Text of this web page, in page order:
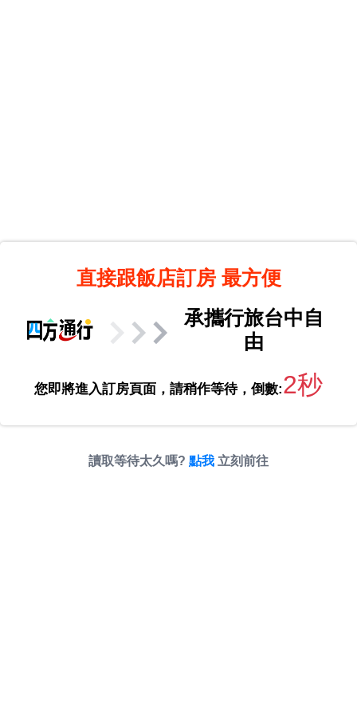
直接跟飯店訂房 最方便
承攜行旅台中自
由
您即將進入訂房頁面，請稍作等待，倒數:2秒
讀取等待太久嗎? 點我 立刻前往